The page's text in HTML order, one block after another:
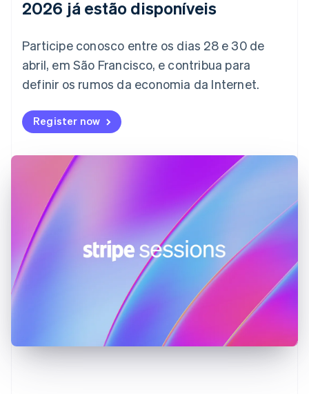
2026 já estão disponíveis
Participe conosco entre os dias 28 e 30 de
abril, em São Francisco, e contribua para
definir os rumos da economia da Internet.
Register now
English Italiano
Emirados Árabes Unidos
English
Eslováquia
Eslovênia
EnglishItaliano
EspañolEnglish
Estados Unidos
English
Estônia
English
Finlândia
English
English